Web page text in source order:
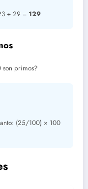
+ 29 = 129
son primos?
(25/100) × 100